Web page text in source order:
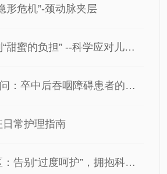
形危机”-颈动脉夹层
守护未来：告别“甜蜜的负担” --科学应对儿童肥胖
“吃一口饭”的学问：卒中后吞咽障碍患者的安全进食指南
常护理指南
新生儿护理误区：告别“过度呵护”，拥抱科学守护